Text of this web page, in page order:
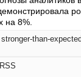
на 8%.